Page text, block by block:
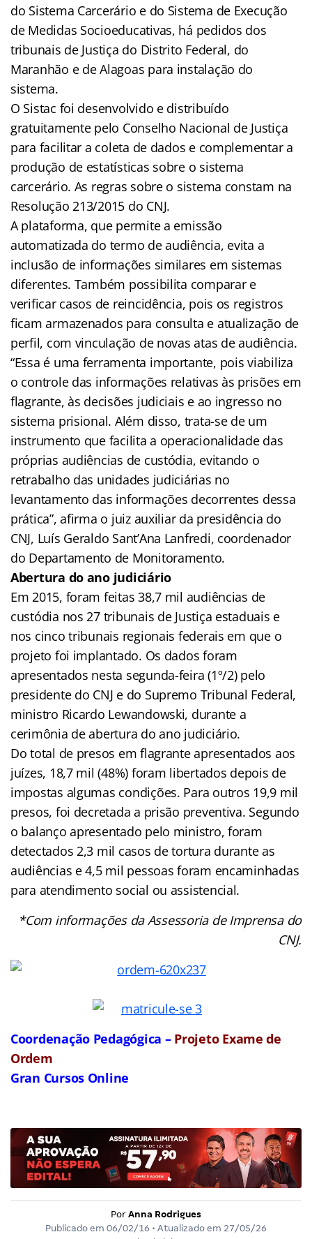
do Sistema Carcerário e do Sistema de Execução
de Medidas Socioeducativas, há pedidos dos
tribunais de Justiça do Distrito Federal, do
Maranhão e de Alagoas para instalação do
sistema.
O Sistac foi desenvolvido e distribuído
gratuitamente pelo Conselho Nacional de Justiça
para facilitar a coleta de dados e complementar a
produção de estatísticas sobre o sistema
carcerário. As regras sobre o sistema constam na
Resolução 213/2015 do CNJ.
A plataforma, que permite a emissão
automatizada do termo de audiência, evita a
inclusão de informações similares em sistemas
diferentes. Também possibilita comparar e
verificar casos de reincidência, pois os registros
ficam armazenados para consulta e atualização de
perfil, com vinculação de novas atas de audiência.
“Essa é uma ferramenta importante, pois viabiliza
o controle das informações relativas às prisões em
flagrante, às decisões judiciais e ao ingresso no
sistema prisional. Além disso, trata-se de um
instrumento que facilita a operacionalidade das
próprias audiências de custódia, evitando o
retrabalho das unidades judiciárias no
levantamento das informações decorrentes dessa
prática”, afirma o juiz auxiliar da presidência do
CNJ, Luís Geraldo Sant’Ana Lanfredi, coordenador
do Departamento de Monitoramento.
Abertura do ano judiciário
Em 2015, foram feitas 38,7 mil audiências de
custódia nos 27 tribunais de Justiça estaduais e
nos cinco tribunais regionais federais em que o
projeto foi implantado. Os dados foram
apresentados nesta segunda-feira (1º/2) pelo
presidente do CNJ e do Supremo Tribunal Federal,
ministro Ricardo Lewandowski, durante a
cerimônia de abertura do ano judiciário.
Do total de presos em flagrante apresentados aos
juízes, 18,7 mil (48%) foram libertados depois de
impostas algumas condições. Para outros 19,9 mil
presos, foi decretada a prisão preventiva. Segundo
o balanço apresentado pelo ministro, foram
detectados 2,3 mil casos de tortura durante as
audiências e 4,5 mil pessoas foram encaminhadas
para atendimento social ou assistencial.
*Com informações da Assessoria de Imprensa do
CNJ.
Coordenação Pedagógica – Projeto Exame de
Ordem
Gran Cursos Online
Por Anna Rodrigues
Publicado em 06/02/16 • Atualizado em 27/05/26